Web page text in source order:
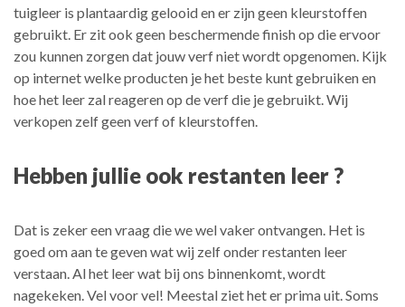
tuigleer is plantaardig gelooid en er zijn geen kleurstoffen
gebruikt. Er zit ook geen beschermende finish op die ervoor
zou kunnen zorgen dat jouw verf niet wordt opgenomen. Kijk
op internet welke producten je het beste kunt gebruiken en
hoe het leer zal reageren op de verf die je gebruikt. Wij
verkopen zelf geen verf of kleurstoffen.
Hebben jullie ook restanten leer ?
Dat is zeker een vraag die we wel vaker ontvangen. Het is
goed om aan te geven wat wij zelf onder restanten leer
verstaan. Al het leer wat bij ons binnenkomt, wordt
nagekeken. Vel voor vel! Meestal ziet het er prima uit. Soms